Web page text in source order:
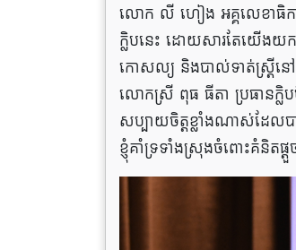
លោក លី ហៀង អគ្គលេខាធិការ
ក្លិបនេះ ដោយសារតែយើងយក
កោសល្យ និងបាល់ទាត់ស្រ្តីនៅ
លោកស្រី ពុធ ធីតា ប្រធានក្លិប
សប្បាយចិត្តខ្លាំងណាស់ដែលប
ខ្ញុំគាំទ្រទាំងស្រុងចំពោះគំនិតផ្ដួ